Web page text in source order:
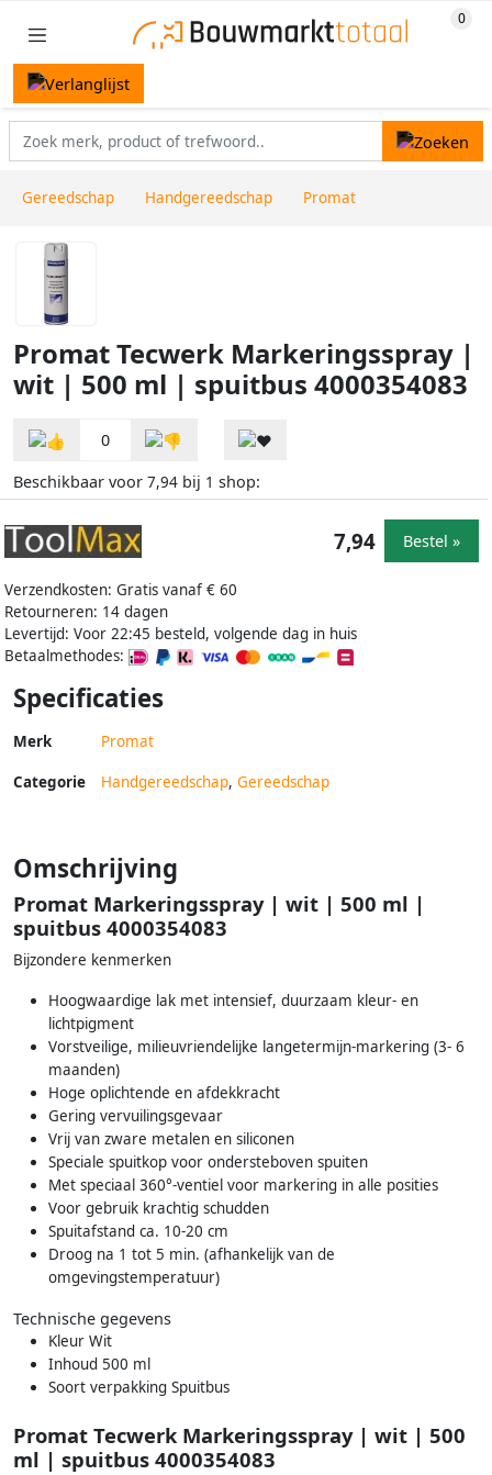
Gereedschap Handgereedschap Promat
Promat Tecwerk Markeringsspray |
wit | 500 ml | spuitbus 4000354083
0
Beschikbaar voor 7,94 bij 1 shop:
Verzendkosten: Gratis vanaf € 60
Retourneren: 14 dagen
Levertijd: Voor 22:45 besteld, volgende dag in huis
Betaalmethodes:
7,94 Bestel »
Specificaties
Merk Promat
Categorie Handgereedschap, Gereedschap
Omschrijving
Promat Markeringsspray | wit | 500 ml |
spuitbus 4000354083
Bijzondere kenmerken
Hoogwaardige lak met intensief, duurzaam kleur- en
lichtpigment
Vorstveilige, milieuvriendelijke langetermijn-markering (3- 6
maanden)
Hoge oplichtende en afdekkracht
Gering vervuilingsgevaar
Vrij van zware metalen en siliconen
Speciale spuitkop voor ondersteboven spuiten
Met speciaal 360°-ventiel voor markering in alle posities
Voor gebruik krachtig schudden
Spuitafstand ca. 10-20 cm
Droog na 1 tot 5 min. (afhankelijk van de
omgevingstemperatuur)
Technische gegevens
Kleur Wit
Inhoud 500 ml
Soort verpakking Spuitbus
Promat Tecwerk Markeringsspray | wit | 500
ml | spuitbus 4000354083